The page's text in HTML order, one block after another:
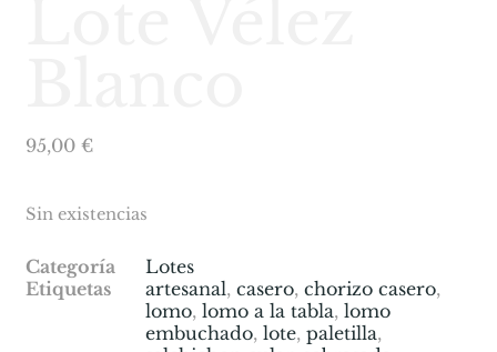
95,00 €
Sin existencias
Categoría
Lotes
Etiquetas
artesanal, casero, chorizo casero,
lomo, lomo a la tabla, lomo
embuchado, lote, paletilla,